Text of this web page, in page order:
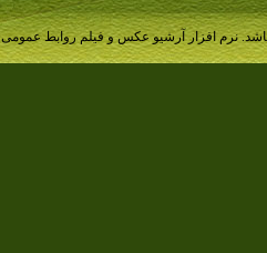
نرم افزار آرشیو عکس و فیلم روابط عمومی